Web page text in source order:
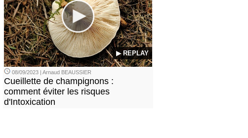
▶ REPLAY
08/09/2023 | Arnaud BEAUSSIER
Cueillette de champignons :
comment éviter les risques
d'Intoxication